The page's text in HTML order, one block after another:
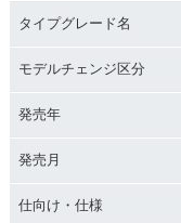
タイプグレード名
モデルチェンジ区分
発売年
発売月
仕向け・仕様